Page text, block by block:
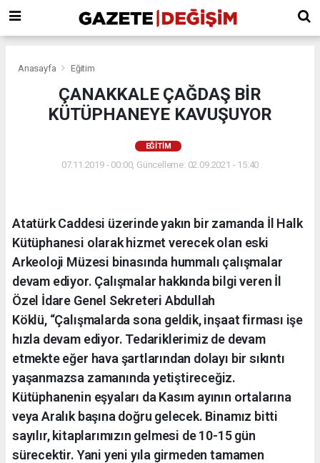
Anasayfa Eğitim
ÇANAKKALE ÇAĞDAŞ BİR
KÜTÜPHANEYE KAVUŞUYOR
EĞITIM
07.11.2019 - 00:00, Güncelleme: 02.09.2021 - 15:40
Atatürk Caddesi üzerinde yakın bir zamanda İl Halk
Kütüphanesi olarak hizmet verecek olan eski
Arkeoloji Müzesi binasında hummalı çalışmalar
devam ediyor. Çalışmalar hakkında bilgi veren İl
Özel İdare Genel Sekreteri Abdullah
Köklü, “Çalışmalarda sona geldik, inşaat firması işe
hızla devam ediyor. Tedariklerimiz de devam
etmekte eğer hava şartlarından dolayı bir sıkıntı
yaşanmazsa zamanında yetiştireceğiz.
Kütüphanenin eşyaları da Kasım ayının ortalarına
veya Aralık başına doğru gelecek. Binamız bitti
sayılır, kitaplarımızın gelmesi de 10-15 gün
sürecektir. Yani yeni yıla girmeden tamamen